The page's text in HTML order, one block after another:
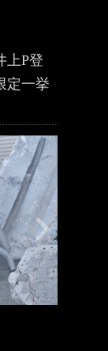
上P登
定一挙